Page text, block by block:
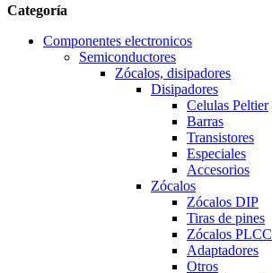
Categoría
Componentes electronicos
Semiconductores
Zócalos, disipadores
Disipadores
Celulas Peltier
Barras
Transistores
Especiales
Accesorios
Zócalos
Zócalos DIP
Tiras de pines
Zócalos PLCC
Adaptadores
Otros